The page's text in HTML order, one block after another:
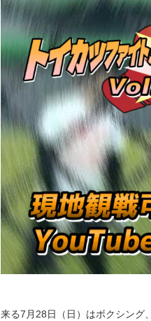
来る7月28日（日）はボクシング